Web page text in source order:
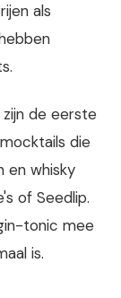
als
de eerste
die
en whisky
of Seedlip.
tonic mee
is.